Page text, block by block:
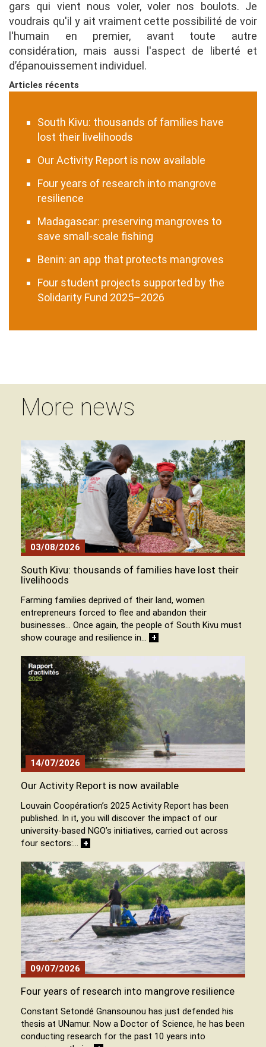
gars qui vient nous voler, voler nos boulots. Je
voudrais qu'il y ait vraiment cette possibilité de voir
l'humain en premier, avant toute autre
considération, mais aussi l'aspect de liberté et
d’épanouissement individuel.
Articles récents
South Kivu: thousands of families have
lost their livelihoods
Our Activity Report is now available
Four years of research into mangrove
resilience
Madagascar: preserving mangroves to
save small-scale fishing
Benin: an app that protects mangroves
Four student projects supported by the
Solidarity Fund 2025–2026
More news
03/08/2026
South Kivu: thousands of families have lost their
livelihoods
Farming families deprived of their land, women
entrepreneurs forced to flee and abandon their
businesses… Once again, the people of South Kivu must
show courage and resilience in… +
14/07/2026
Our Activity Report is now available
Louvain Coopération’s 2025 Activity Report has been
published. In it, you will discover the impact of our
university-based NGO’s initiatives, carried out across
four sectors:… +
09/07/2026
Four years of research into mangrove resilience
Constant Setondé Gnansounou has just defended his
thesis at UNamur. Now a Doctor of Science, he has been
conducting research for the past 10 years into